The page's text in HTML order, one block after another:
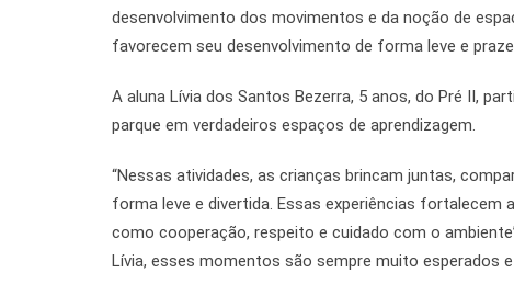
desenvolvimento dos movimentos e da noção de
favorecem seu desenvolvimento de forma leve e
A aluna Lívia dos Santos Bezerra, 5 anos, do Pré II,
parque em verdadeiros espaços de aprendizagem.
“Nessas atividades, as crianças brincam juntas,
forma leve e divertida. Essas experiências fortalecem
como cooperação, respeito e cuidado com o
Lívia, esses momentos são sempre muito esperados